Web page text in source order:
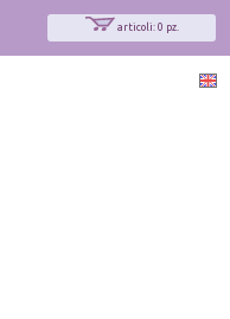
articoli: 0 pz.